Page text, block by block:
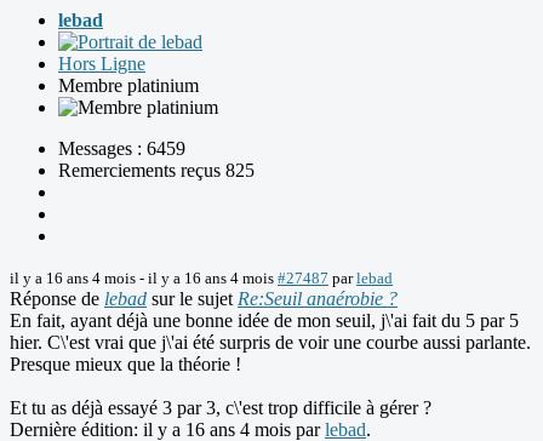
lebad
Hors Ligne
Membre platinium
Messages : 6459
Remerciements reçus 825
il y a 16 ans 4 mois - il y a 16 ans 4 mois #27487 parlebad
Réponse de lebad sur le sujet Re:Seuil anaérobie ?
En fait, ayant déjà une bonne idée de mon seuil, j\'ai fait du 5 par 5
hier. C\'est vrai que j\'ai été surpris de voir une courbe aussi parlante.
Presque mieux que la théorie !
Et tu as déjà essayé 3 par 3, c\'est trop difficile à gérer ?
Dernière édition: il y a 16 ans 4 mois parlebad.